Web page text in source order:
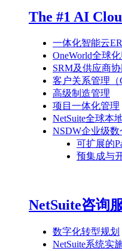
The #1 AI
一体化智能云
OneWorld全球
SRM及供应商协
客户关系管理（
高级制造管理
项目一体化管理
NetSuite全球本
NSDW企业级
可扩展的
预集成与
NetSuite咨询
数字化转型规划
NetSuite系统实